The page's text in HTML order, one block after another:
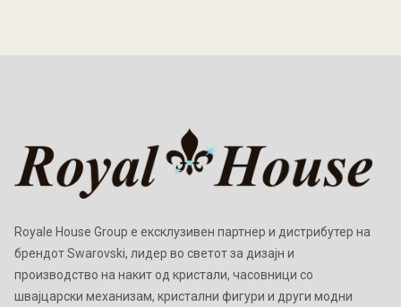
Royale House Group е ексклузивен партнер и дистрибутер на
брендот Swarovski, лидер во светот за дизајн и
производство на накит од кристали, часовници со
швајцарски механизам, кристални фигури и други модни